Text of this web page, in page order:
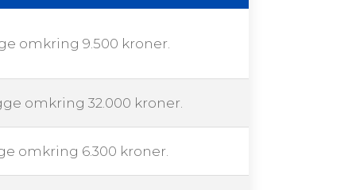
omkring 9.500 kroner.
omkring 32.000 kroner.
omkring 6.300 kroner.